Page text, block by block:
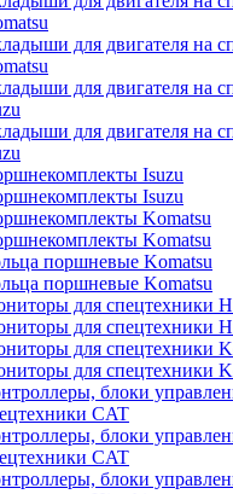
для двигателя на
для двигателя на
для двигателя на
Isuzu
Isuzu
Komatsu
Komatsu
поршневые Komatsu
поршневые Komatsu
для спецтехники
для спецтехники
для спецтехники
для спецтехники
блоки
CAT
блоки
CAT
блоки